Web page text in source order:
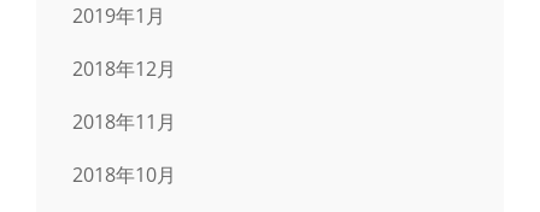
2019年1月
2018年12月
2018年11月
2018年10月